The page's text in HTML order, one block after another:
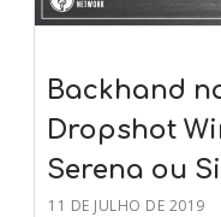
Backhand
Dropshot
Serena ou
11 DE JULHO DE 2019